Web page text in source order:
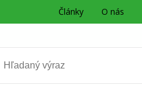
Články O nás